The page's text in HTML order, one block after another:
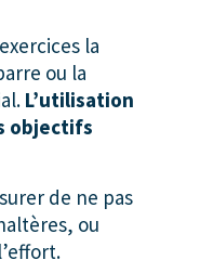
la
ou la
L’utilisation
objectifs
de ne pas
ou